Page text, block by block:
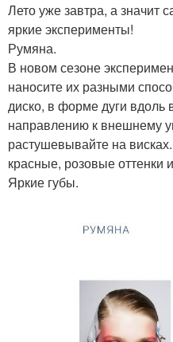
Лето уже завтра, а значит
яркие эксперименты!
Румяна.
В новом сезоне
наносите их разными
диско, в форме дуги вдоль
направлению к внешнему
растушевывайте на
красные, розовые оттенки
Яркие губы.